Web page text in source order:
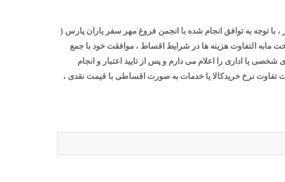
توجه به توافق انجام شده با انجمن فروغ مهر سفر یاران پارس (
التفاوت هزینه ها در شرایط اقساط ، موافقت خود با جمع
یا اداری را اعلام می دارم و پس از تایید اعتبار و انجام
تفاوت نرخ خریدکالا یا خدمات به صورت اقساطی با قیمت نقدی ،